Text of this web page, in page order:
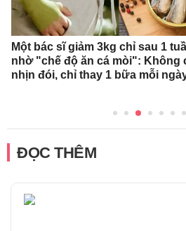
Một bác sĩ giảm 3kg chỉ sau 1
nhờ "chế độ ăn cá mòi": Không
nhịn đói, chỉ thay 1 bữa mỗi
ĐỌC THÊM